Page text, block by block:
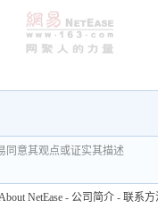
同意其观点或证实其描述
NetEase - 公司简介 - 联系方